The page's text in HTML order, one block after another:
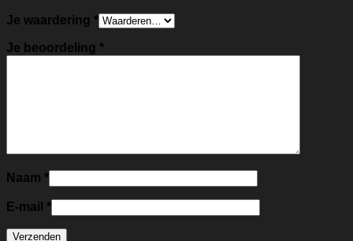
Je waardering *
Je beoordeling *
Naam *
E-mail *